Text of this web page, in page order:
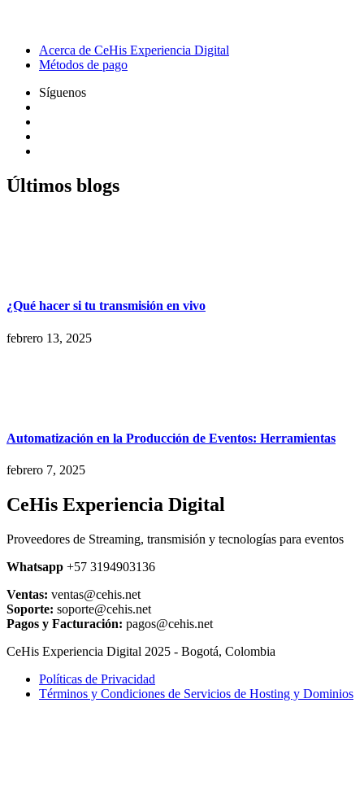
Acerca de CeHis Experiencia Digital
Métodos de pago
Síguenos
Últimos blogs
¿Qué hacer si tu transmisión en vivo
febrero 13, 2025
Automatización en la Producción de Eventos: Herramientas
febrero 7, 2025
CeHis Experiencia Digital
Proveedores de Streaming, transmisión y tecnologías para eventos
Whatsapp +57 3194903136
Ventas: ventas@cehis.net
Soporte: soporte@cehis.net
Pagos y Facturación: pagos@cehis.net
CeHis Experiencia Digital 2025 - Bogotá, Colombia
Políticas de Privacidad
Términos y Condiciones de Servicios de Hosting y Dominios